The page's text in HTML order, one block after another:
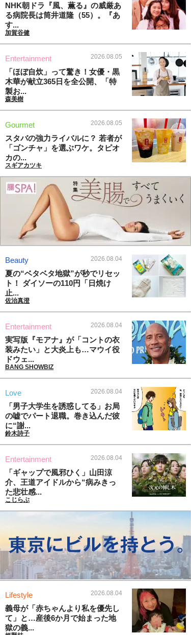
NHK朝ドラ『風、薫る』の威厳あ
る病院長は筒井道隆（55）。『あ
す...
加賀谷健
Entertainment 2026.08.05
「ほぼ自炊」って驚き！女優・黒
木華が献立365日を全公開、「特
製お...
森美樹
Gourmet 2026.08.05
スタバの強力ライバルに？ 若者が
「ゴンチャ」を選ぶワケ。タピオ
カの...
スギアカツキ
Beauty 2026.08.04
夏の“ベタベタ地獄”が秒でリセッ
ト！ ダイソーの110円「日焼け
止...
佐治真澄
Entertainment 2026.08.04
実写版『モアナ』が「コントの衣
装みたい」と大炎上も…マウイ役
ドウェ...
BANG SHOWBIZ
Love 2026.08.04
「男子大学生を誘惑してる」お局
の嘘でパート退職。巻き込んだ彼
に“謝...
鈴木詩子
Entertainment 2026.08.04
「ギャップで風邪ひく」山田涼
介、王道アイドルから“病みきっ
た悲壮感...
こじらぶ
Lifestyle 2026.08.04
義母が「赤ちゃんより私を優先し
て」と…産後6か月で始まった地
獄の義...